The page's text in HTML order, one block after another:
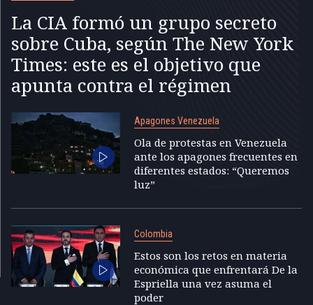
La CIA formó un grupo secreto
sobre Cuba, según The New York
Times: este es el objetivo que
apunta contra el régimen
Apagones Venezuela
Ola de protestas en Venezuela
ante los apagones frecuentes en
diferentes estados: “Queremos
luz”
Colombia
Estos son los retos en materia
económica que enfrentará De la
Espriella una vez asuma el
poder